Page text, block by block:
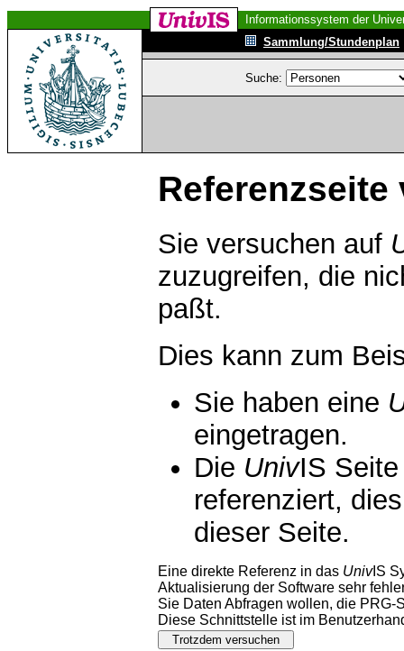
Informationssystem der
Sammlung/Stundenplan
Suche:
Referenzseite
Sie versuchen auf
zuzugreifen, die
paßt.
Dies kann zum
Sie haben eine
eingetragen.
Die UnivIS
referenziert,
dieser Seite.
Eine direkte Referenz in das UnivIS
Aktualisierung der Software sehr
Sie Daten Abfragen wollen, die PRG-
Diese Schnittstelle ist im